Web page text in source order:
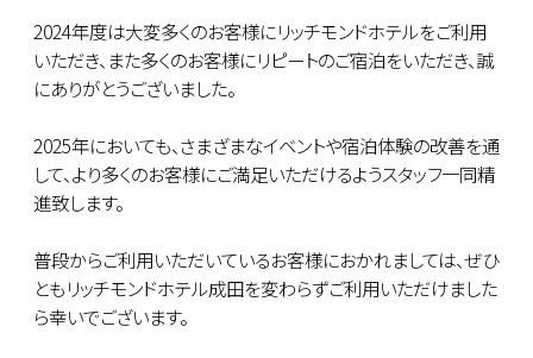
2024年度は大変多くのお客様にリッチモンドホテルをご利用
いただき、また多くのお客様にリピートのご宿泊をいただき、誠
にありがとうございました。
2025年においても、さまざまなイベントや宿泊体験の改善を通
して、より多くのお客様にご満足いただけるようスタッフ一同精
進致します。
普段からご利用いただいているお客様におかれましては、ぜひ
ともリッチモンドホテル成田を変わらずご利用いただけました
ら幸いでございます。